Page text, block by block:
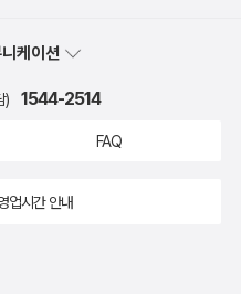
케이션
) 1544-2514
FAQ
업시간 안내